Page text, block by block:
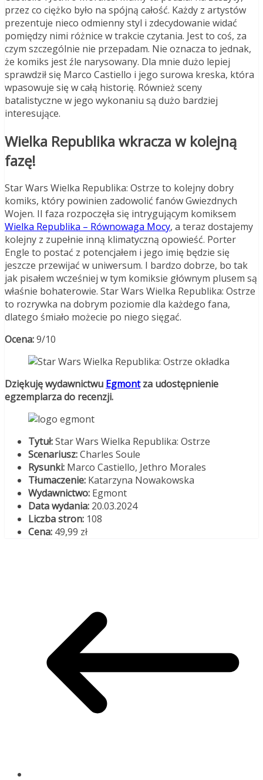
przez co ciężko było na spójną całość. Każdy z artystów
prezentuje nieco odmienny styl i zdecydowanie widać
pomiędzy nimi różnice w trakcie czytania. Jest to coś, za
czym szczególnie nie przepadam. Nie oznacza to jednak,
że komiks jest źle narysowany. Dla mnie dużo lepiej
sprawdził się Marco Castiello i jego surowa kreska, która
wpasowuje się w całą historię. Również sceny
batalistyczne w jego wykonaniu są dużo bardziej
interesujące.
Wielka Republika wkracza w kolejną
fazę!
Star Wars Wielka Republika: Ostrze to kolejny dobry
komiks, który powinien zadowolić fanów Gwiezdnych
Wojen. II faza rozpoczęła się intrygującym komiksem
Wielka Republika – Równowaga Mocy, a teraz dostajemy
kolejny z zupełnie inną klimatyczną opowieść. Porter
Engle to postać z potencjałem i jego imię będzie się
jeszcze przewijać w uniwersum. I bardzo dobrze, bo tak
jak pisałem wcześniej w tym komiksie głównym plusem są
właśnie bohaterowie. Star Wars Wielka Republika: Ostrze
to rozrywka na dobrym poziomie dla każdego fana,
dlatego śmiało możecie po niego sięgać.
Ocena:9/10
Dziękuję wydawnictwu Egmontza udostępnienie
egzemplarza do recenzji.
Tytuł:Star Wars Wielka Republika: Ostrze
Scenariusz:Charles Soule
Rysunki: Marco Castiello, Jethro Morales
Tłumaczenie: Katarzyna Nowakowska
Wydawnictwo: Egmont
Data wydania: 20.03.2024
Liczba stron: 108
Cena: 49,99 zł